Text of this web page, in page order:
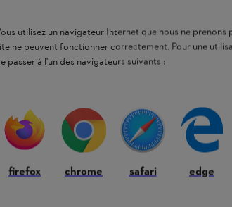
STIHL
utilisez un navigateur Internet que nous ne
ne peuvent fonctionner correctement. Pour une
passer à l'un des navigateurs suivants :
firefox chrome safari edge